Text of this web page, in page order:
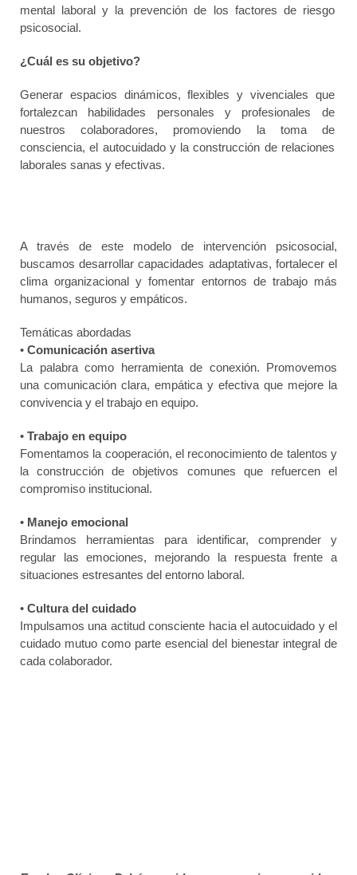
mental laboral y la prevención de los factores de riesgo
psicosocial.
¿Cuál es su objetivo?
Generar espacios dinámicos, flexibles y vivenciales que
fortalezcan habilidades personales y profesionales de
nuestroscolaboradores, promoviendo la toma de
consciencia, el autocuidado y la construcción de relaciones
laborales sanas y efectivas.
A través de este modelo de intervención psicosocial,
buscamos desarrollar capacidades adaptativas, fortalecer el
clima organizacional y fomentar entornos de trabajo más
humanos, seguros y empáticos.
Temáticas abordadas
• Comunicación asertiva
La palabra como herramienta de conexión. Promovemos
una comunicación clara, empática y efectiva que mejore la
convivencia y el trabajo en equipo.
• Trabajo en equipo
Fomentamos la cooperación, el reconocimiento de talentos y
la construcción de objetivos comunes que refuercen el
compromiso institucional.
• Manejo emocional
Brindamos herramientas para identificar, comprender y
regular las emociones, mejorando la respuesta frente a
situaciones estresantes del entorno laboral.
• Cultura del cuidado
Impulsamos una actitud consciente hacia el autocuidado y el
cuidado mutuo como parte esencial del bienestar integral de
cada colaborador.